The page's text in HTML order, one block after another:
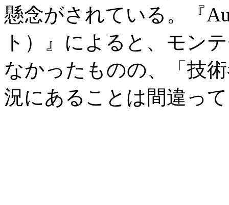
懸念がされている。『
ト）』によると、モン
なかったものの、「技
況にあることは間違っ